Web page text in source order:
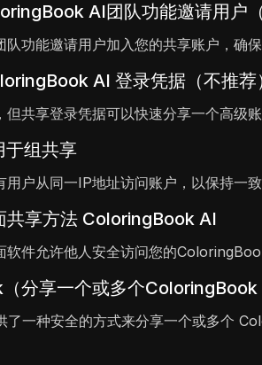
AI团队功能邀请用户（
队功能邀请用户加入您的共享账户，确
AI 登录凭据（不推荐
但共享登录凭据可以快速分享一个高级
于组共享
用户从同一IP地址访问账户，以保持一
共享方法 ColoringBook AI
软件允许他人安全访问您的
分享一个或多个ColoringBook
了一种安全的方式来分享一个或多个